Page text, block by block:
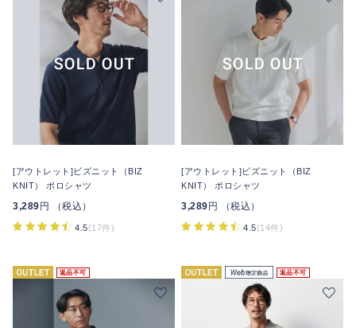
[アウトレット]ビズニット（BIZ
KNIT） ポロシャツ
3,289 円 （税込）
4.5(17件)
[アウトレット]ビズニット（BIZ
KNIT） ポロシャツ
3,289 円 （税込）
4.5(14件)
返品不可 返品不可